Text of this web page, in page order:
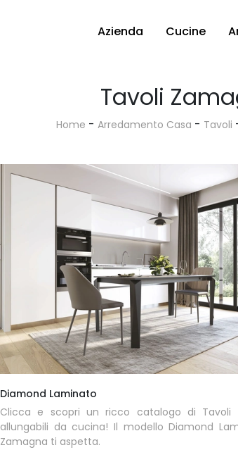
Azienda Cucine
Tavoli
Home - Arredamento Casa - Tavoli
Diamond Laminato
Clicca e scopri un ricco catalogo di Tavoli
allungabili da cucina! Il modello Diamond
Zamagna ti aspetta.